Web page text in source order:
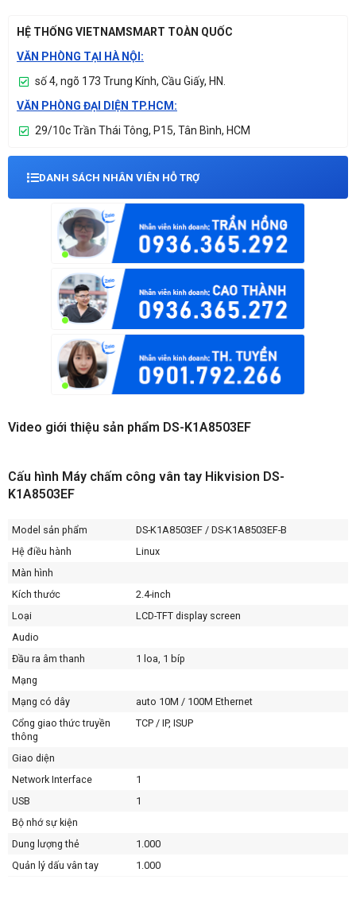
HỆ THỐNG VIETNAMSMART TOÀN QUỐC
VĂN PHÒNG TẠI HÀ NỘI:
số 4, ngõ 173 Trung Kính, Cầu Giấy, HN.
VĂN PHÒNG ĐẠI DIỆN TP.HCM:
29/10c Trần Thái Tông, P15, Tân Bình, HCM
DANH SÁCH NHÂN VIÊN HỖ TRỢ
Video giới thiệu sản phẩm DS-K1A8503EF
Cấu hình Máy chấm công vân tay Hikvision DS-
K1A8503EF
Model sản phẩm
DS-K1A8503EF / DS-K1A8503EF-B
Hệ điều hành
Linux
Màn hình
Kích thước
2.4-inch
Loại
LCD-TFT display screen
Audio
Đầu ra âm thanh
1 loa, 1 bíp
Mạng
Mạng có dây
auto 10M / 100M Ethernet
Cổng giao thức truyền
thông
TCP / IP, ISUP
Giao diện
Network Interface
1
USB
1
Bộ nhớ sự kiện
Dung lượng thẻ
1.000
Quản lý dấu vân tay
1.000